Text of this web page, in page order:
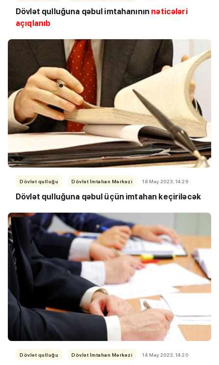
Dövlət qulluğuna qəbul imtahanının nəticələri
açıqlanıb
Dövlət qulluğu Dövlət İmtahan Mərkəzi 18 May 2023, 14:29
Dövlət qulluğuna qəbul üçün imtahan keçiriləcək
Dövlət qulluğu Dövlət İmtahan Mərkəzi 14 May 2023, 14:20